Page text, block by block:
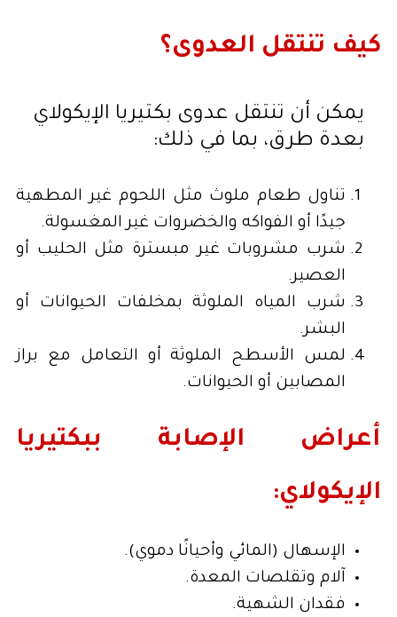
كيف تنتقل العدوى؟
يمكن أن تنتقل عدوى بكتيريا الإيكولاي
بعدة طرق، بما في ذلك:
تناول طعام ملوث مثل اللحوم غير المطهية
جيدًا أو الفواكه والخضروات غير المغسولة.
شرب مشروبات غير مبسترة مثل الحليب أو
العصير.
شرب المياه الملوثة بمخلفات الحيوانات أو
البشر.
لمس الأسطح الملوثة أو التعامل مع براز
المصابين أو الحيوانات.
أعراض الإصابة ببكتيريا
الإيكولاي:
الإسهال (المائي وأحيانًا دموي).
آلام وتقلصات المعدة.
فقدان الشهية.